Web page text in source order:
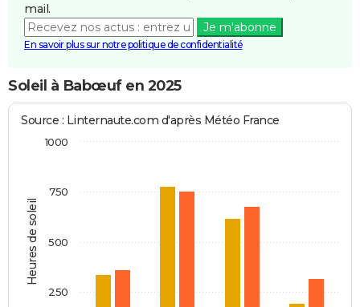
mail.
Je m'abonne
En savoir plus sur notre politique de confidentialité
Soleil à Babœuf en 2025
Heures de soleil
Source : Linternaute.com d'après Météo France
1000
250
500
750